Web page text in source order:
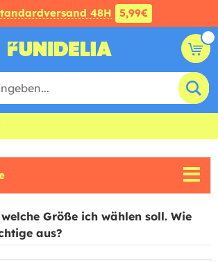
48H 5,99€
Größe ich wählen soll. Wie
aus?